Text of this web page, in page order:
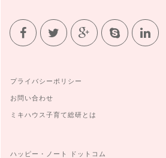
プライバシーポリシー
お問い合わせ
ミキハウス子育て総研とは
ハッピー・ノート ドットコム